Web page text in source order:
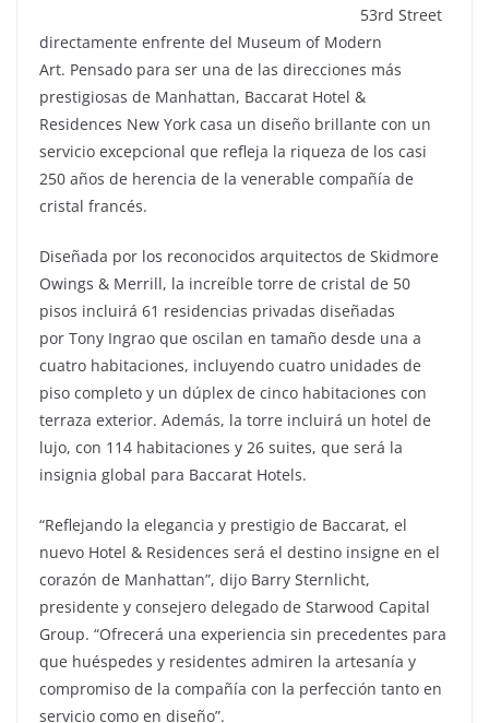
53rd Street
directamente enfrente del Museum of Modern
Art. Pensado para ser una de las direcciones más
prestigiosas de Manhattan, Baccarat Hotel &
Residences New York casa un diseño brillante con un
servicio excepcional que refleja la riqueza de los casi
250 años de herencia de la venerable compañía de
cristal francés.
Diseñada por los reconocidos arquitectos de Skidmore
Owings & Merrill, la increíble torre de cristal de 50
pisos incluirá 61 residencias privadas diseñadas
por Tony Ingrao que oscilan en tamaño desde una a
cuatro habitaciones, incluyendo cuatro unidades de
piso completo y un dúplex de cinco habitaciones con
terraza exterior. Además, la torre incluirá un hotel de
lujo, con 114 habitaciones y 26 suites, que será la
insignia global para Baccarat Hotels.
“Reflejando la elegancia y prestigio de Baccarat, el
nuevo Hotel & Residences será el destino insigne en el
corazón de Manhattan”, dijo Barry Sternlicht,
presidente y consejero delegado de Starwood Capital
Group. “Ofrecerá una experiencia sin precedentes para
que huéspedes y residentes admiren la artesanía y
compromiso de la compañía con la perfección tanto en
servicio como en diseño”.